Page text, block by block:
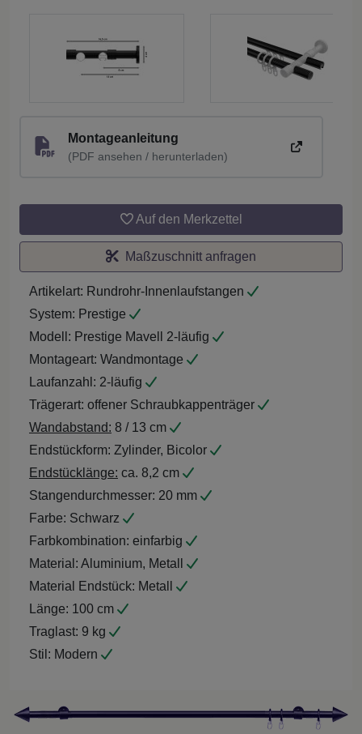
Montageanleitung
(PDF ansehen / herunterladen)
Auf den Merkzettel
Maßzuschnitt anfragen
Artikelart: Rundrohr-Innenlaufstangen
System: Prestige
Modell: Prestige Mavell 2-läufig
Montageart: Wandmontage
Laufanzahl: 2-läufig
Trägerart: offener Schraubkappenträger
Wandabstand: 8 / 13 cm
Endstückform: Zylinder, Bicolor
Endstücklänge: ca. 8,2 cm
Stangendurchmesser: 20 mm
Farbe: Schwarz
Farbkombination: einfarbig
Material: Aluminium, Metall
Material Endstück: Metall
Länge: 100 cm
Traglast: 9 kg
Stil: Modern